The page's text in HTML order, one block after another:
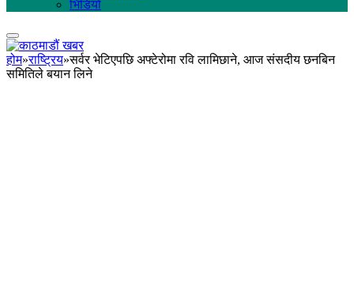
भिडियो
होम»राष्ट्रिय»सर्वर भेटिएपछि अफ्टेरोमा रवि लामिछाने, आज संसदीय छनबिन
समितिले बयान लिने